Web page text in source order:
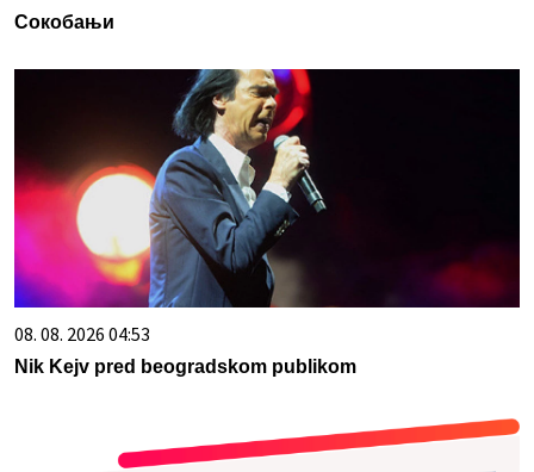
Сокобањи
08. 08. 2026 04:53
Nik Kejv pred beogradskom publikom